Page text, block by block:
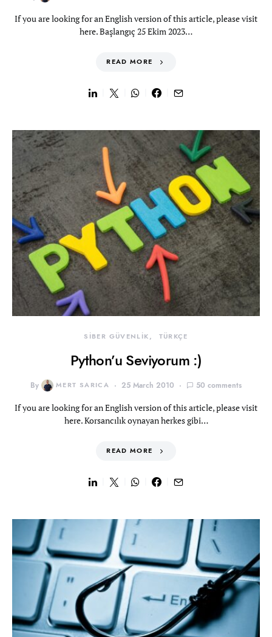
If you are looking for an English version of this article, please visit
here. Başlangıç 25 Ekim 2023…
READ MORE
SİBER GÜVENLİK TÜRKÇE
Python’u Seviyorum :)
By MERT SARICA 25 March 2010 50 comments
If you are looking for an English version of this article, please visit
here. Korsancılık oynayan herkes gibi…
READ MORE